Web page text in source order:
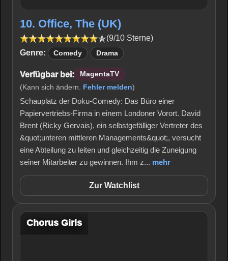
10. Office, The (UK)
(9/10 Sterne)
Genre:
Comedy Drama
Verfügbar bei:
MagentaTV
(Kann sich ändern. Fehler melden)
Schauplatz der Doku-Comedy: Das Büro einer
Papiervertriebs-Firma in einem Londoner Vorort. David
Brent (Ricky Gervais), ein selbstgefälliger Vertreter des
&quot;unteren mittleren Managements&quot;, versucht
eine Abteilung zu leiten und gleichzeitig die Zuneigung
seiner Mitarbeiter zu gewinnen. Ihm z... mehr
Zur Watchlist
Chorus Girls